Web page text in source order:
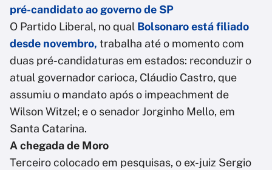
pré-candidato ao governo de SP
O Partido Liberal, no qual Bolsonaro está filiado
desde novembro, trabalha até o momento com
duas pré-candidaturas em estados: reconduzir o
atual governador carioca, Cláudio Castro, que
assumiu o mandato após o impeachment de
Wilson Witzel; e o senador Jorginho Mello, em
Santa Catarina.
A chegada de Moro
Terceiro colocado em pesquisas, o ex-juiz Sergio